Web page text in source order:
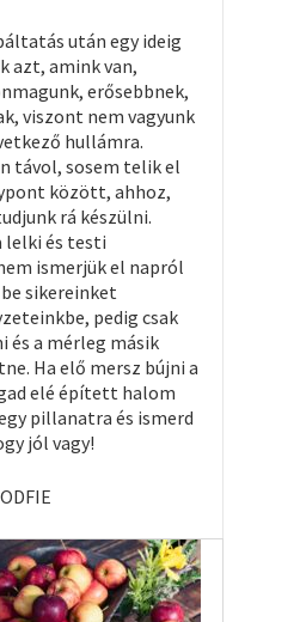
után egy ideig
azt, amink van,
erősebbnek,
viszont nem vagyunk
hullámra.
távol, sosem telik el
között, ahhoz,
rá készülni.
lelki és testi
ismerjük el napról
sikereinket
pedig csak
és a mérleg másik
Ha elő mersz bújni a
elé épített halom
pillanatra és ismerd
jól vagy!